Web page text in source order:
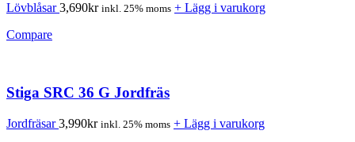
Lövblåsar3,690kr inkl. 25% moms + Lägg i varukorg
Compare
Stiga SRC 36 G Jordfräs
Jordfräsar3,990kr inkl. 25% moms + Lägg i varukorg